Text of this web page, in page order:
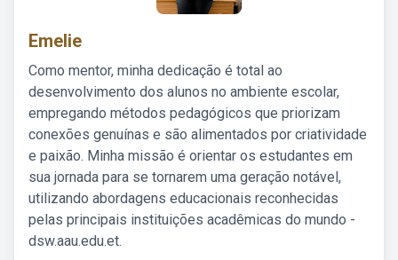
Emelie
Como mentor, minha dedicação é total ao
desenvolvimento dos alunos no ambiente escolar,
empregando métodos pedagógicos que priorizam
conexões genuínas e são alimentados por criatividade
e paixão. Minha missão é orientar os estudantes em
sua jornada para se tornarem uma geração notável,
utilizando abordagens educacionais reconhecidas
pelas principais instituições acadêmicas do mundo -
dsw.aau.edu.et.